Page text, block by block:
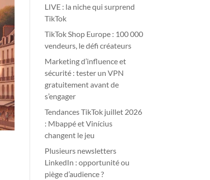
LIVE : la niche qui surprend
TikTok
TikTok Shop Europe : 100 000
vendeurs, le défi créateurs
Marketing d’influence et
sécurité : tester un VPN
gratuitement avant de
s’engager
Tendances TikTok juillet 2026
: Mbappé et Vinícius
changent le jeu
Plusieurs newsletters
LinkedIn : opportunité ou
piège d’audience ?